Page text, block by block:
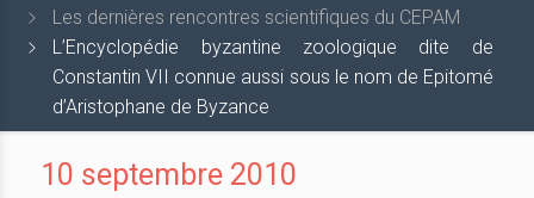
Les dernières rencontres scientifiques du CEPAM
L’Encyclopédie byzantine zoologique dite de
Constantin VII connue aussi sous le nom de Epitomé
d’Aristophane de Byzance
10 septembre 2010